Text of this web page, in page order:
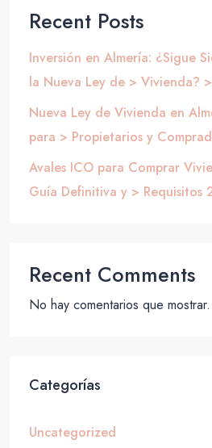
Recent Posts
Inversión en Almería: ¿Sigue
la Nueva Ley de > Vivienda? >
Nueva Ley de Vivienda en
para > Propietarios y
Avales ICO para Comprar
Guía Definitiva y > Requisitos
Recent Comments
No hay comentarios que mostrar.
Categorías
Uncategorized